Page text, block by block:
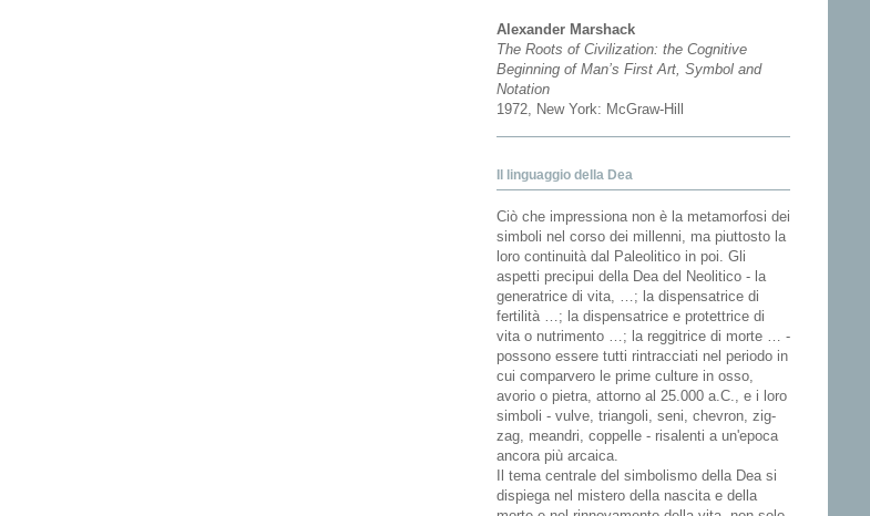
Alexander Marshack
The Roots of Civilization: the Cognitive
Beginning of Man’s First Art, Symbol and
Notation
1972, New York: McGraw-Hill
Il linguaggio della Dea
Ciò che impressiona non è la metamorfosi dei
simboli nel corso dei millenni, ma piuttosto la
loro continuità dal Paleolitico in poi. Gli
aspetti precipui della Dea del Neolitico - la
generatrice di vita, …; la dispensatrice di
fertilità …; la dispensatrice e protettrice di
vita o nutrimento …; la reggitrice di morte … -
possono essere tutti rintracciati nel periodo in
cui comparvero le prime culture in osso,
avorio o pietra, attorno al 25.000 a.C., e i loro
simboli - vulve, triangoli, seni, chevron, zig-
zag, meandri, coppelle - risalenti a un'epoca
ancora più arcaica.
Il tema centrale del simbolismo della Dea si
dispiega nel mistero della nascita e della